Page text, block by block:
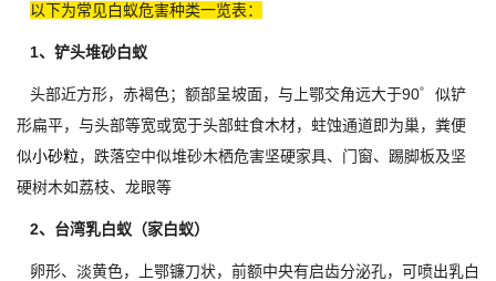
以下为常见白蚁危害种类一览表：
1、铲头堆砂白蚁
头部近方形，赤褐色；额部呈坡面，与上鄂交角远大于90゜似铲
形扁平，与头部等宽或宽于头部蛀食木材，蛀蚀通道即为巢，粪便
似小砂粒，跌落空中似堆砂木栖危害坚硬家具、门窗、踢脚板及坚
硬树木如荔枝、龙眼等
2、台湾乳白蚁（家白蚁）
卵形、淡黄色，上鄂镰刀状，前额中央有启齿分泌孔，可喷出乳白